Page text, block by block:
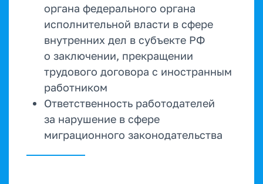
органа федерального органа
исполнительной власти в сфере
внутренних дел в субъекте РФ
о заключении, прекращении
трудового договора с иностранным
работником
Ответственность работодателей
за нарушение в сфере
миграционного законодательства